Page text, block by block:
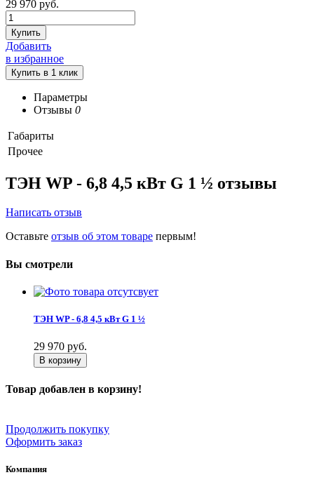
29 970 руб.
Купить
Добавить
в избранное
Параметры
Отзывы 0
Габариты
Прочее
ТЭН WP - 6,8 4,5 кВт G 1 ½ отзывы
Написать отзыв
Оставьте отзыв об этом товаре первым!
Вы смотрели
ТЭН WP - 6,8 4,5 кВт G 1 ½
29 970 руб.
В корзину
Товар добавлен в корзину!
Продолжить покупку
Оформить заказ
Компания